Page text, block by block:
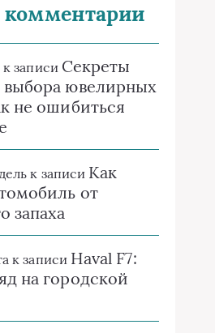
к записи Секреты
выбора ювелирных
не ошибиться
к записи Как
от
запаха
к записи Haval F7:
на городской